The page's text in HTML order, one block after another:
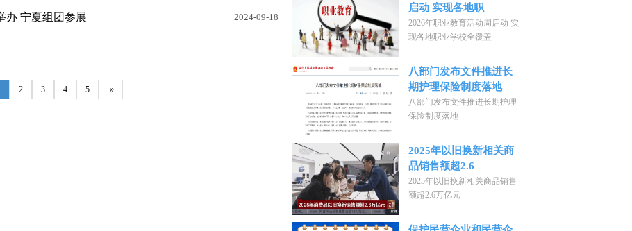
办 宁夏组团参展 2024-09-18
2 3 4 5 »
启动 实现各地职
2026年职业教育活动周启动 实
现各地职业学校全覆盖
八部门发布文件推进长
期护理保险制度落地
八部门发布文件推进长期护理
保险制度落地
2025年以旧换新相关商
品销售额超2.6
2025年以旧换新相关商品销售
额超2.6万亿元